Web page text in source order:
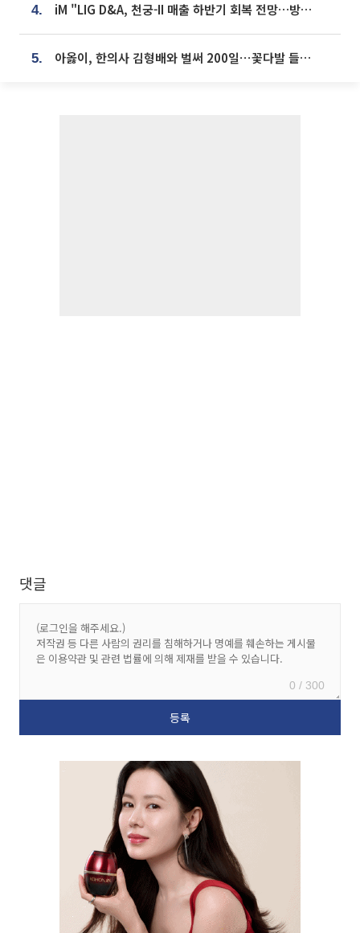
4. iM "LIG D&A, 천궁-II 매출 하반기 회복 전망…방산 톱픽 유지"
5. 아옳이, 한의사 김형배와 벌써 200일⋯꽃다발 들고 "프러포즈 아냐"
댓글
0 / 300